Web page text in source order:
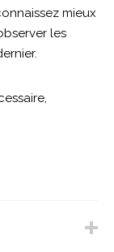
mieux
les